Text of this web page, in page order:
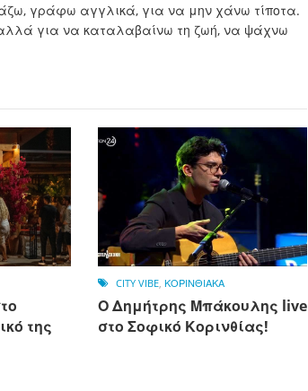
γράφω αγγλικά, για να μην χάνω τίποτα.
αλλά για να καταλαβαίνω τη ζωή, να ψάχνω
της
CITY VIBE, ΚΟΡΙΝΘΙΑΚΑ
Ο Δημήτρης Μπάκουλης live
στο Σοφικό Κορινθίας!